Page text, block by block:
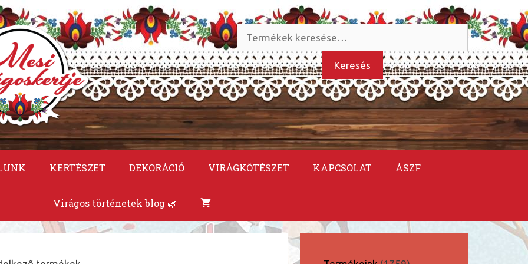
Keresés
a
következőre:
Keresés
KERTÉSZET DEKORÁCIÓ VIRÁGKÖTÉSZET KAPCSOLAT ÁSZF
Virágos történetek blog 🌿